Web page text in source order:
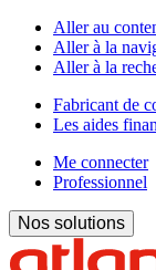
Aller au
Aller à la
Aller à la
Fabricant de
Les aides
Me connecter
Professionnel
Nos solutions